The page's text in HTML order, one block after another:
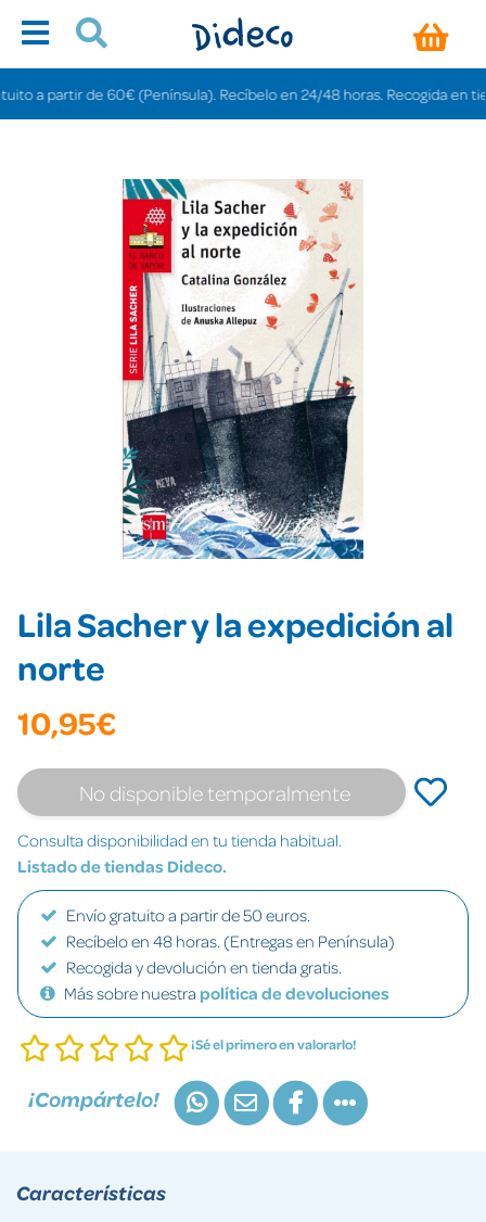
partir de 60€ (Península). Recíbelo en 24/48 horas. Recogida en
Lila Sacher y la expedición al
norte
10,95€
No disponible temporalmente
Consulta disponibilidad en tu tienda habitual.
Listado de tiendas Dideco.
Envío gratuito a partir de 50 euros.
Recíbelo en 48 horas. (Entregas en Península)
Recogida y devolución en tienda gratis.
Más sobre nuestra política de devoluciones
¡Sé el primero en valorarlo!
¡Compártelo!
Características